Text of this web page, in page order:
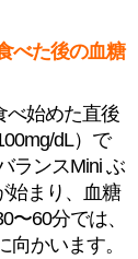
べた後の血糖
べ始めた直後
dL）で
ランスMini ぶ
始まり、血糖
60分では、
かいます。